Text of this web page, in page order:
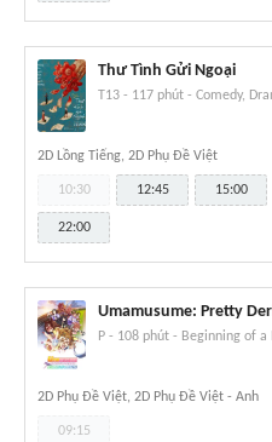
Thư Tình Gửi Ngoại
T13 - 117 phút - Comedy,
2D Lồng Tiếng, 2D Phụ Đề Việt
10:30 12:45 15:00
22:00
Umamusume: Pretty
P - 108 phút - Beginning of a
2D Phụ Đề Việt, 2D Phụ Đề Việt - Anh
09:15